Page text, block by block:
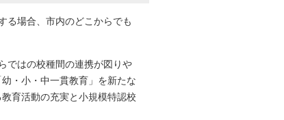
る場合、市内のどこからでも
ではの校種間の連携が図りや
・小・中一貫教育」を新たな
育活動の充実と小規模特認校